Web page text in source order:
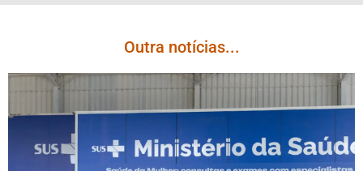
Outra notícias...